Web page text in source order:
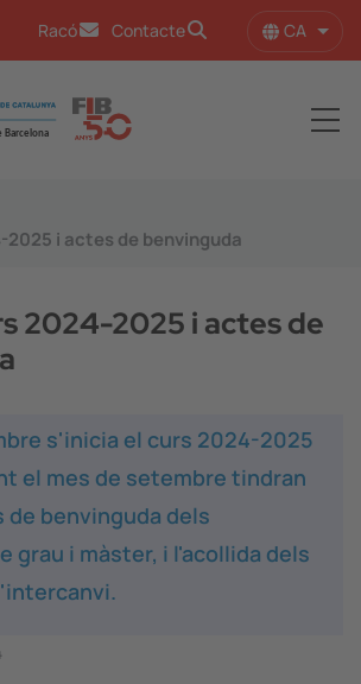
Racó Contacte CA
2025 i actes de benvinguda
2024-2025 i actes de
s'inicia el curs 2024-2025
el mes de setembre tindran
de benvinguda dels
grau i màster, i l'acollida dels